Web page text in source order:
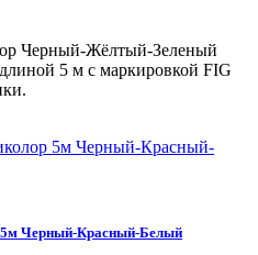
Черный-Жёлтый-Зеленый
5 м с маркировкой FIG
Черный-Красный-Белый